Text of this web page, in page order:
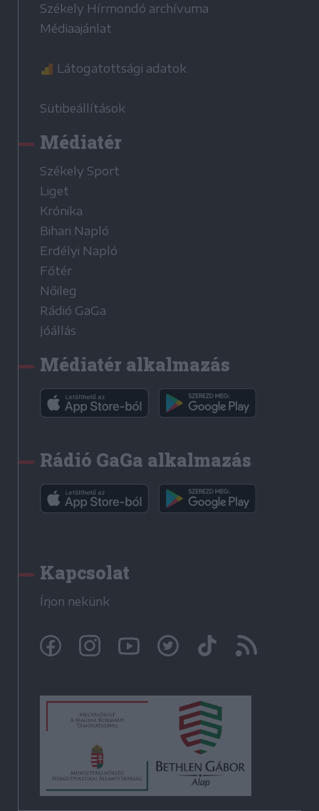
Székely Hírmondó archívuma
Médiaajánlat
Látogatottsági adatok
Sütibeállítások
Médiatér
Székely Sport
Liget
Krónika
Bihari Napló
Erdélyi Napló
Főtér
Nőileg
Rádió GaGa
Jóállás
Médiatér alkalmazás
Rádió GaGa alkalmazás
Kapcsolat
Írjon nekünk